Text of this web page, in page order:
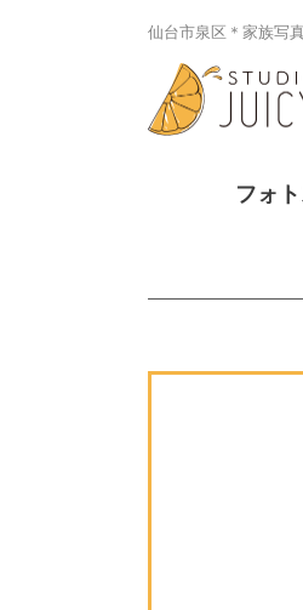
仙台市泉区＊家族写
フォ